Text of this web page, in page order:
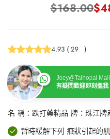
正
常
價
$168.00
4.93 ( 29 )
Joey@Taihopai Mall
有疑問歡迎即刻搵我
名 稱：跌打藥精品 牌：珠江
暫時緩解下列 癥狀引起的